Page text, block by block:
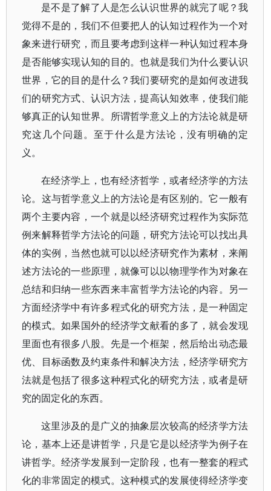
是不是了解了人是怎么认识世界的就完了呢？我
觉得不是的，我们不但要把人的认知过程作为一个对
象来进行研究，而且要考虑到这样一种认知过程本身
是否能够实现认知的目的。也就是我们为什么要认识
世界，它的目的是什么？我们要研究的是如何改进我
们的研究方式、认识方法，提高认知效率，使我们能
够真正的认知世界。所谓哲学意义上的方法论就是研
究这几个问题。至于什么是方法论，没有明确的定
义。
在经济学上，也有经济哲学，或者经济学的方法
论。这与哲学意义上的方法论是有区别的。它一般有
两个主要内容，一个就是以经济研究过程作为实际范
例来解释哲学方法论的问题，研究方法论可以找出具
体的实例，当然也就可以以经济研究作为素材，来阐
述方法论的一些原理，就像可以以物理学作为对象在
总结和归纳一些东西来丰富哲学方法论的内容。另一
方面经济学中有许多程式化的研究方法，是一种固定
的模式。如果国外的经济学文献看的多了，就会发现
里面也有很多八股。先是一个框架，然后给出动态最
优、目标函数及约束条件和解决方法，经济学研究方
法就是包括了很多这种程式化的研究方法，或者是研
究的固定化的东西。
这里涉及的是广义的抽象层次较高的经济学方法
论，基本上还是讲哲学，只是它是以经济学为例子在
讲哲学。经济学发展到一定阶段，也有一整套的程式
化的非常固定的模式。这种模式的发展使得经济学变